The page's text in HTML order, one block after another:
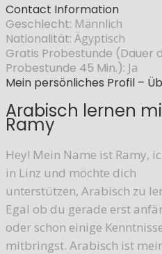
Contact Information
Geschlecht: Männlich
Nationalität: Ägyptisch
Gratis Probestunde (Dauer
Probestunde 45 Min.): Ja
Mein persönliches Profil –
Arabisch lernen
Ramy
Hey! Mein Name ist Ramy,
in Linz und möchte dich
unterstützen, Arabisch zu
Egal ob du gerade erst
oder schon einige
mitbringst. Arabisch ist